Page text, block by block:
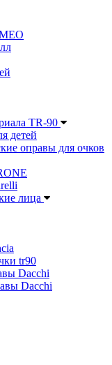
TR-90
детей
оправы для очков
лица
tr90
Dacchi
Dacchi